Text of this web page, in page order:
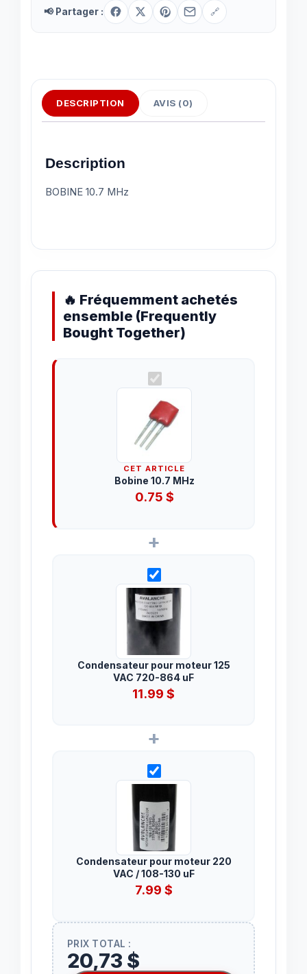
📢 Partager : 🔗
DESCRIPTION AVIS (0)
Description
BOBINE 10.7 MHz
🔥 Fréquemment achetés
ensemble (Frequently
Bought Together)
CET ARTICLE
Bobine 10.7 MHz
0.75 $
+
Condensateur pour moteur 125
VAC 720-864 uF
11.99 $
+
Condensateur pour moteur 220
VAC / 108-130 uF
7.99 $
PRIX TOTAL :
20,73 $